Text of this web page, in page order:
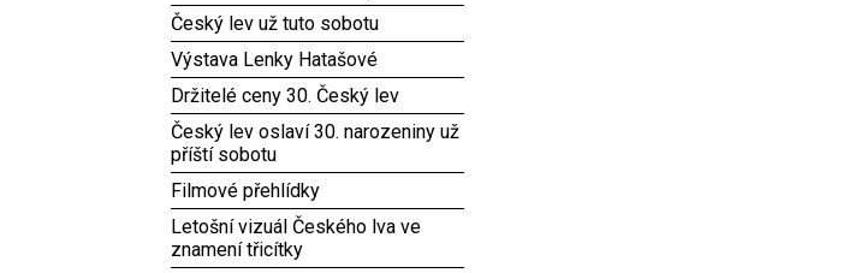
Český lev už tuto sobotu
Výstava Lenky Hatašové
Držitelé ceny 30. Český lev
Český lev oslaví 30. narozeniny už
příští sobotu
Filmové přehlídky
Letošní vizuál Českého lva ve
znamení třicítky